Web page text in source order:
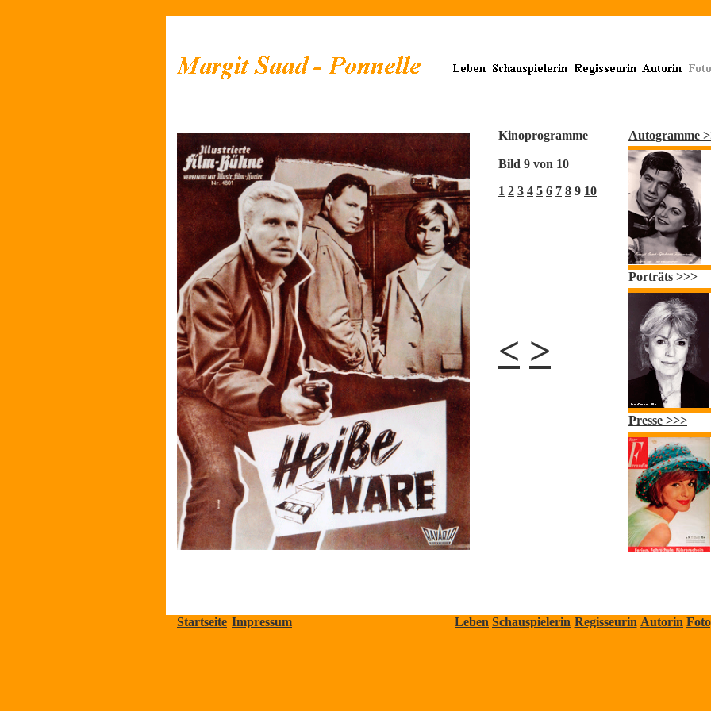
Kinoprogramme
Bild 9 von 10
1 2 3 4 5 6 7 8 9 10
Autogramme
< >
Porträts >>>
Presse >>>
Startseite Impressum Leben Schauspielerin Regisseurin Autorin